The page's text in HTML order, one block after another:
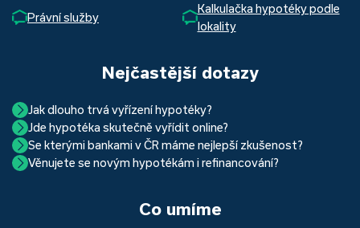
Právní služby
Kalkulačka hypotéky podle
lokality
Nejčastější dotazy
Jak dlouho trvá vyřízení hypotéky?
Hypotéka se dá zvládnout za měsíc i za tři. Nejčastěji její
uzavření trvá okolo 2 měsíců. Důvodem je především
schvalovací proces na straně bank. Existuje však řada cest,
to. Přesvědčte se sami.
Jde hypotéka skutečně vyřídit online?
Ano, skutečně jde. Díky moderním technologiím, které
používáme, již do banky při vyřizování hypotéky skutečně
Se kterými bankami v ČR máme nejlepší zkušenost?
Nejvíce proklientská je určitě Hypoteční banka. Svou
běžných účtů a rozhraním s názvem „Hypoteční zóna“.
Věnujete se novým hypotékám i refinancování?
vašich aktuálních úvěrů na bydlení. Naši specialisté pro vás v
obou případech najdou výhodné řešení, které “utáhnete”.
Co umíme